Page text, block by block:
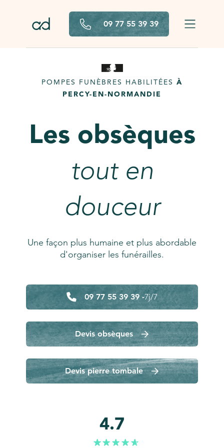
09 77 55 39 39
POMPES FUNÈBRES HABILITÉES À
PERCY-EN-NORMANDIE
Les obsèques
tout en
douceur
Une façon plus humaine et plus abordable
d'organiser les funérailles.
09 77 55 39 39 -7j/7
Devis obsèques
Devis pierre tombale
4.7